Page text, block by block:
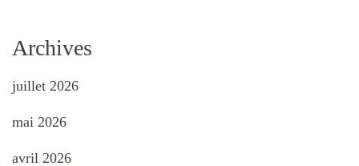
Archives
juillet 2026
mai 2026
avril 2026